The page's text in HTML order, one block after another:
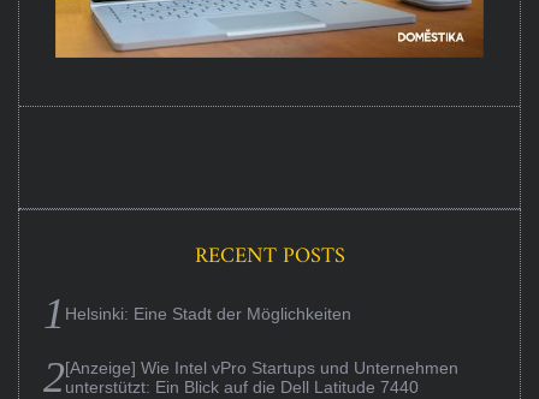
RECENT POSTS
Helsinki: Eine Stadt der Möglichkeiten
[Anzeige] Wie Intel vPro Startups und Unternehmen
unterstützt: Ein Blick auf die Dell Latitude 7440